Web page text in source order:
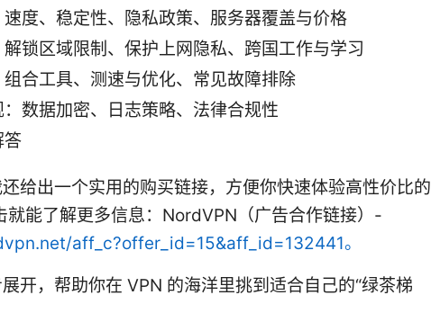
度、稳定性、隐私政策、服务器覆盖与价格
锁区域限制、保护上网隐私、跨国工作与学习
合工具、测速与优化、常见故障排除
数据加密、日志策略、法律合规性
答
给出一个实用的购买链接，方便你快速体验高性价比的
就能了解更多信息：NordVPN（广告合作链接）-
aff_c?offer_id=15&aff_id=132441。
开，帮助你在 VPN 的海洋里挑到适合自己的“绿茶梯